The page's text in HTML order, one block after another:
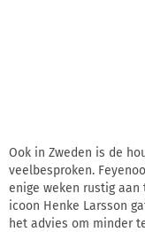
Ook in Zweden is de
veelbesproken.
enige weken rustig
icoon Henke Larsson
het advies om minder